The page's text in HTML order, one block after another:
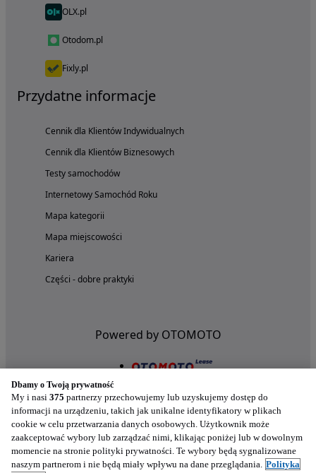
OLX.pl
Otodom.pl
Fixly.pl
Przydatne informacje
Cennik dla Klientów Indywidualnych
Cennik dla Klientów Biznesowych
Testy samochodów
Internetowy Samochód Roku
Mapa kategorii
Mapa miejscowości
Kariera
Części - dobre praktyki
Powered by OTOMOTO
Dbamy o Twoją prywatność
My i nasi 375 partnerzy przechowujemy lub uzyskujemy dostęp do
informacji na urządzeniu, takich jak unikalne identyfikatory w plikach
cookie w celu przetwarzania danych osobowych. Użytkownik może
zaakceptować wybory lub zarządzać nimi, klikając poniżej lub w dowolnym
momencie na stronie polityki prywatności. Te wybory będą sygnalizowane
naszym partnerom i nie będą miały wpływu na dane przeglądania. Polityka